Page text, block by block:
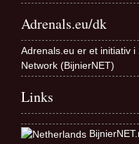
Adrenals.eu/dk
Adrenals.eu er et initiativ
Network (BijnierNET)
Links